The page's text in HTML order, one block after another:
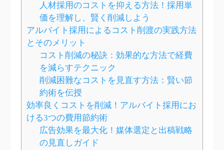
人材採用のコストを抑える方法！採用単
価を理解し、賢く削減しよう
アルバイト採用によるコスト削渡の実践方法
とそのメリット
コスト削減の秘訣：効果的な方法で経費
を減らすテクニック
削減困難なコストを見直す方法：賢い節
約術を伝授
効率良くコストを削減！アルバイト採用にお
ける3つの費用節約術
広告効果を最大化！媒体選定と出稿戦略
の見直しガイド